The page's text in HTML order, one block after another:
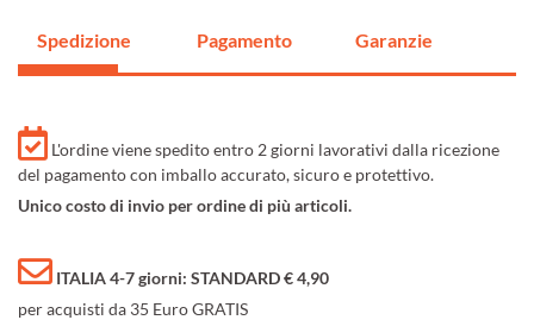
Spedizione Pagamento Garanzie
L'ordine viene spedito entro 2 giorni lavorativi dalla ricezione
del pagamento con imballo accurato, sicuro e protettivo.
Unico costo di invio per ordine di più articoli.
ITALIA 4-7 giorni: STANDARD € 4,90
per acquisti da 35 Euro GRATIS